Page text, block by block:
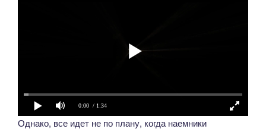
0:00 / 1:34
Однако, все идет не по плану, когда наемники